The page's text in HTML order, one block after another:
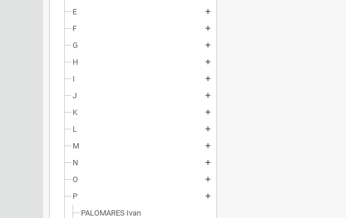
E add
F add
G add
H add
I add
J add
K add
L add
M add
N add
O add
P add
PALOMARES Ivan